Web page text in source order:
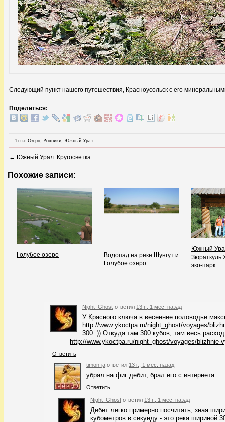
Следующий пункт нашего путешествия, Красноусольск с его
Поделиться:
Теги: Озеро, Родники, Южный Урал
← Южный Урал. Кругосветка.
Похожие записи:
Голубое озеро
Водопад на реке Шунгут и
Голубое озеро
Южный
эко-парк.
Night_Ghost ответил 13 г., 1 мес. назад
У Красного ключа в весеннее половодье
http://www.ykoctpa.ru/night_ghost/voyages/
300 :)) Откуда там 300 кубов, там весь
http://www.ykoctpa.ru/night_ghost/voyages/blizhnie-
Ответить
timon-ja ответил 13 г., 1 мес. назад
убрал на фиг дебит, брал его с
Ответить
Night_Ghost ответил 13 г., 1 мес. назад
Дебет легко примерно посчитать, зная
кубометров в секунду - это река шириной